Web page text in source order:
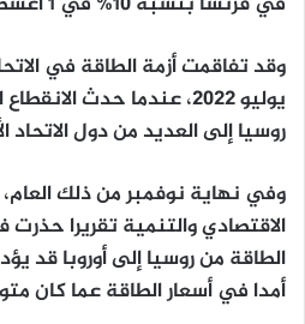
وقد تفاقمت أزمة الطاقة في
يوليو 2022، عندما حدث
روسيا إلى العديد من دول الاتحاد
وفي نهاية نوفمبر من ذلك
الاقتصادي والتنمية تقريرا
الطاقة من روسيا إلى أوروبا قد
أمدا في أسعار الطاقة عما كان